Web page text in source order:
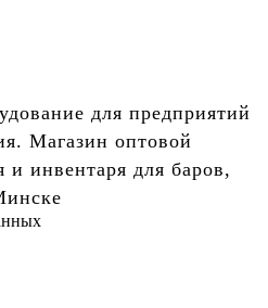
для предприятий
Магазин оптовой
и инвентаря для баров,